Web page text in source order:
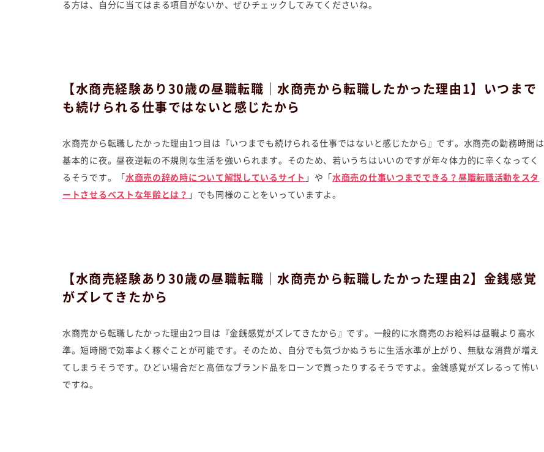
る方は、自分に当てはまる項目がないか、ぜひチェックしてみてくださいね。
【水商売経験あり30歳の昼職転職｜水商売から転職したかった理由1】いつまで
も続けられる仕事ではないと感じたから
水商売から転職したかった理由1つ目は『いつまでも続けられる仕事ではないと感じたから』です。水商売の勤務時間は
基本的に夜。昼夜逆転の不規則な生活を強いられます。そのため、若いうちはいいのですが年々体力的に辛くなってく
るそうです。「 水商売の辞め時について解説しているサイト 」や「水商売の仕事いつまでできる？昼職転職活動をスタ
ートさせるベストな年齢とは？ 」でも同様のことをいっていますよ。
【水商売経験あり30歳の昼職転職｜水商売から転職したかった理由2】金銭感覚
がズレてきたから
水商売から転職したかった理由2つ目は『金銭感覚がズレてきたから』です。一般的に水商売のお給料は昼職より高水
準。短時間で効率よく稼ぐことが可能です。そのため、自分でも気づかぬうちに生活水準が上がり、無駄な消費が増え
てしまうそうです。ひどい場合だと高価なブランド品をローンで買ったりするそうですよ。金銭感覚がズレるって怖い
ですね。